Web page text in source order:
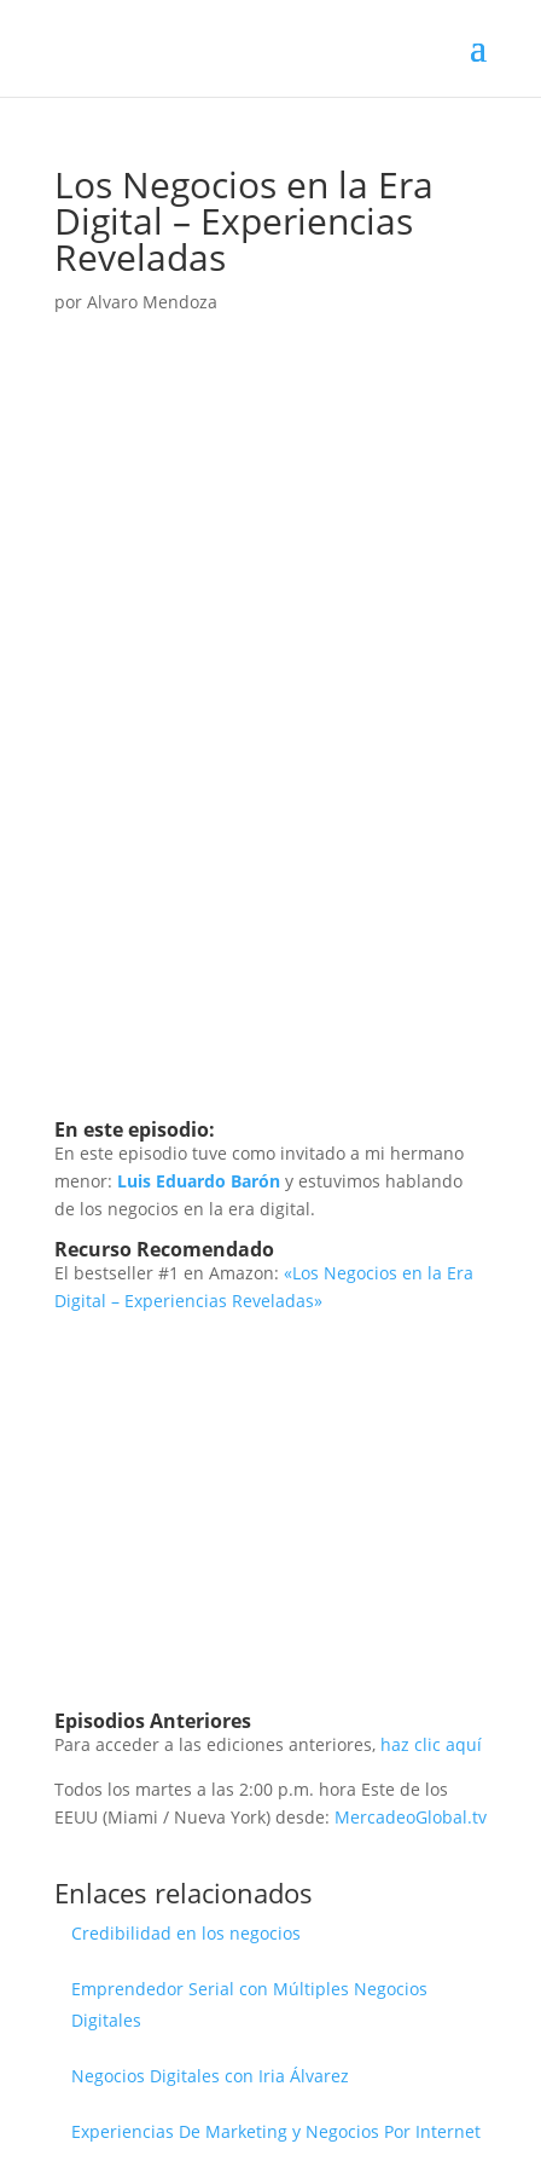
Los Negocios en la Era
Digital – Experiencias
Reveladas
por Alvaro Mendoza
En este episodio:
En este episodio tuve como invitado a mi hermano
menor: Luis Eduardo Baróny estuvimos hablando
de los negocios en la era digital.
Recurso Recomendado
El bestseller #1 en Amazon: «Los Negocios en la Era
Digital – Experiencias Reveladas»
Episodios Anteriores
Para acceder a las ediciones anteriores, haz clic aquí
Todos los martes a las 2:00 p.m. hora Este de los
EEUU (Miami / Nueva York) desde: MercadeoGlobal.tv
Enlaces relacionados
Credibilidad en los negocios
Emprendedor Serial con Múltiples Negocios
Digitales
Negocios Digitales con Iria Álvarez
Experiencias De Marketing y Negocios Por Internet